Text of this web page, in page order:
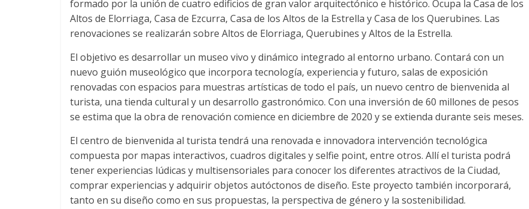
formado por la unión de cuatro edificios de gran valor arquitectónico e histórico. Ocupa la Casa de los
Altos de Elorriaga, Casa de Ezcurra, Casa de los Altos de la Estrella y Casa de los Querubines. Las
renovaciones se realizarán sobre Altos de Elorriaga, Querubines y Altos de la Estrella.
El objetivo es desarrollar un museo vivo y dinámico integrado al entorno urbano. Contará con un
nuevo guión museológico que incorpora tecnología, experiencia y futuro, salas de exposición
renovadas con espacios para muestras artísticas de todo el país, un nuevo centro de bienvenida al
turista, una tienda cultural y un desarrollo gastronómico. Con una inversión de 60 millones de pesos
se estima que la obra de renovación comience en diciembre de 2020 y se extienda durante seis meses.
El centro de bienvenida al turista tendrá una renovada e innovadora intervención tecnológica
compuesta por mapas interactivos, cuadros digitales y selfie point, entre otros. Allí el turista podrá
tener experiencias lúdicas y multisensoriales para conocer los diferentes atractivos de la Ciudad,
comprar experiencias y adquirir objetos autóctonos de diseño. Este proyecto también incorporará,
tanto en su diseño como en sus propuestas, la perspectiva de género y la sostenibilidad.